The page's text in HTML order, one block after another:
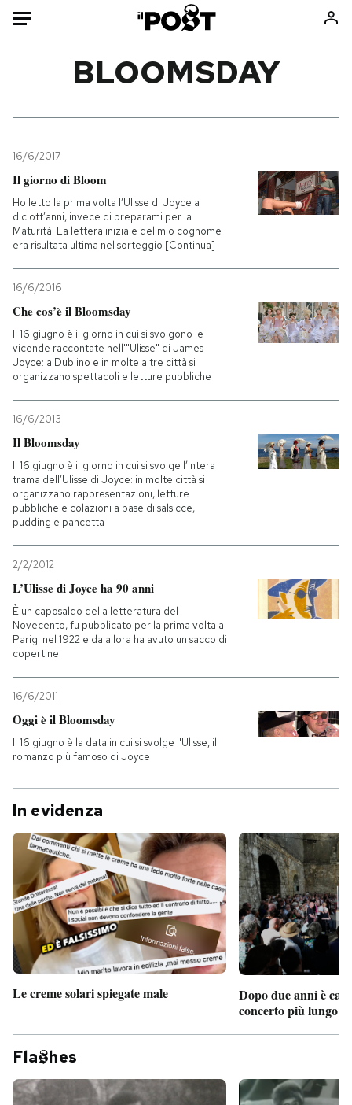
Mondo
Politica
Tecnologia
Internet
Scienza
Cultura
Economia
Sport
Consumismi
Media
Europa
Mondiali calcio 2026
PODCAST
NEWSLETTER
I MIEI PREFERITI
CALENDARIO
AREA PERSONALE
Entra
BLOOMSDAY
16/6/2017
Il giorno di Bloom
Ho letto la prima volta l’Ulisse di Joyce a
diciott’anni, invece di preparami per la
Maturità. La lettera iniziale del mio cognome
era risultata ultima nel sorteggio [Continua]
16/6/2016
Che cos’è il Bloomsday
Il 16 giugno è il giorno in cui si svolgono le
vicende raccontate nell'"Ulisse" di James
Joyce: a Dublino e in molte altre città si
organizzano spettacoli e letture pubbliche
16/6/2013
Il Bloomsday
Il 16 giugno è il giorno in cui si svolge l’intera
trama dell’Ulisse di Joyce: in molte città si
organizzano rappresentazioni, letture
pubbliche e colazioni a base di salsicce,
pudding e pancetta
2/2/2012
L’Ulisse di Joyce ha 90 anni
È un caposaldo della letteratura del
Novecento, fu pubblicato per la prima volta a
Parigi nel 1922 e da allora ha avuto un sacco di
copertine
16/6/2011
Oggi è il Bloomsday
Il 16 giugno è la data in cui si svolge l'Ulisse, il
romanzo più famoso di Joyce
In evidenza
Le creme solari spiegate male
Dopo due anni è
concerto più lungo
Fla hes